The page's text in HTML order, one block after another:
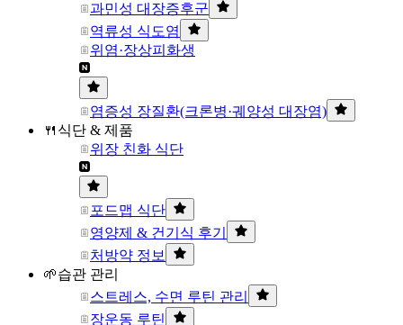
과민성 대장증후군
역류성 식도염
위염·장상피화생
염증성 장질환(크론병·궤양성 대장염)
🍴식단 & 제품
위장 친화 식단
포드맵 식단
영양제 & 건기식 후기
처방약 정보
🌱습관 관리
스트레스, 수면 루틴 관리
장운동 루틴